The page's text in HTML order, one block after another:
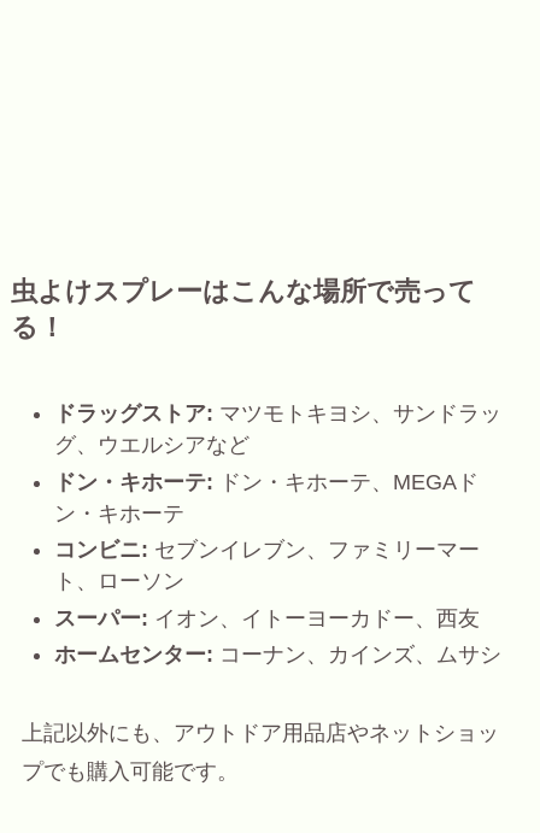
虫よけスプレーはこんな場所で売って
る！
ドラッグストア: マツモトキヨシ、サンドラッ
グ、ウエルシアなど
ドン・キホーテ: ドン・キホーテ、MEGAド
ン・キホーテ
コンビニ: セブンイレブン、ファミリーマー
ト、ローソン
スーパー: イオン、イトーヨーカドー、西友
ホームセンター: コーナン、カインズ、ムサシ
上記以外にも、アウトドア用品店やネットショッ
プでも購入可能です。